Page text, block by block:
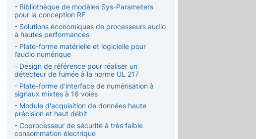
- Bibliothèque de modèles Sys-Parameters
pour la conception RF
- Solutions économiques de processeurs audio
à hautes performances
- Plate-forme matérielle et logicielle pour
l’audio numérique
- Design de référence pour réaliser un
détecteur de fumée à la norme UL 217
- Plate-forme d'interface de numérisation à
signaux mixtes à 16 voies
- Module d'acquisition de données haute
précision et haut débit
- Coprocesseur de sécurité à très faible
consommation électrique